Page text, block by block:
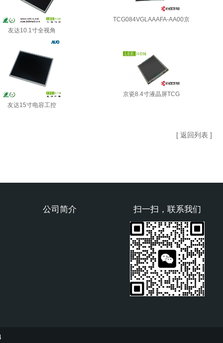
友达10.1寸全视角
TCG084VGLAAAFA-AA00京
友达15寸电容工控
京瓷8.4寸液晶屏TCG
[ 返回列表 ]
扫一扫，联系我们
公司简介